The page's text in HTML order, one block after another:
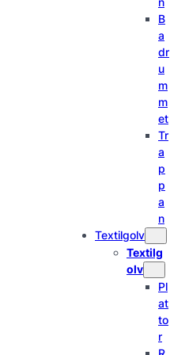
B
a
dr
u
m
m
et
Tr
a
p
p
a
n
Textilgolv
Textilg
olv
Pl
at
to
r